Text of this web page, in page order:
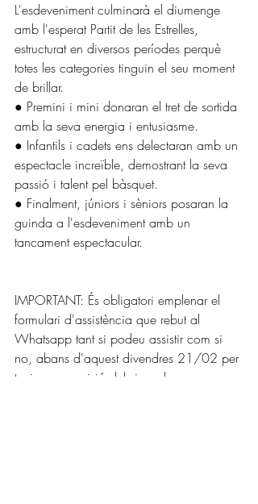
L'esdeveniment culminarà el diumenge
amb l'esperat Partit de les Estrelles,
estructurat en diversos períodes perquè
totes les categories tinguin el seu moment
de brillar.
● Premini i mini donaran el tret de sortida
amb la seva energia i entusiasme.
● Infantils i cadets ens delectaran amb un
espectacle increïble, demostrant la seva
passió i talent pel bàsquet.
● Finalment, júniors i sèniors posaran la
guinda a l'esdeveniment amb un
tancament espectacular.
IMPORTANT: És obligatori emplenar el
formulari d'assistència que rebut al
Whatsapp tant si podeu assistir com si
no, abans d'aquest divendres 21/02 per
tenir una previsió dels jugadors que